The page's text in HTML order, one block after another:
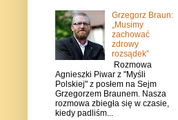
Grzegorz Braun:
„Musimy
zachować
zdrowy
rozsądek”
Rozmowa
Agnieszki Piwar z "Myśli
Polskiej" z posłem na Sejm
Grzegorzem Braunem. Nasza
rozmowa zbiegła się w czasie,
kiedy padliśm...